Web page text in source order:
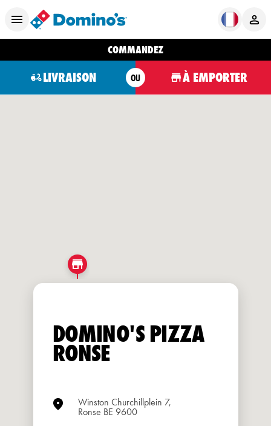
COMMANDEZ
LIVRAISON OU À EMPORTER
DOMINO'S PIZZA
RONSE
Winston Churchillplein 7,
Ronse BE 9600